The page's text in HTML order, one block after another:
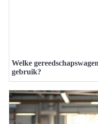
Welke
gebruik?